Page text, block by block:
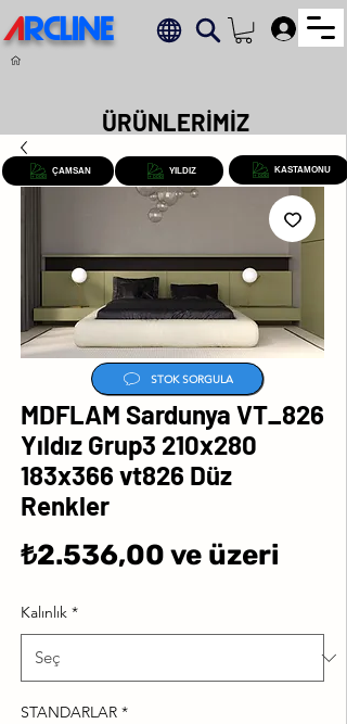
ARCLINE
MDFLAM Sardunya VT_826
Yıldız Grup3 210x280
183x366 vt826 Düz
Renkler
₺2.536,00ve üzeri
Kalınlık *
STANDARLAR *
ÇAMSAN YILDIZ KASTAMONU
STOK SORGULA
ÜRÜNLERİMİZ